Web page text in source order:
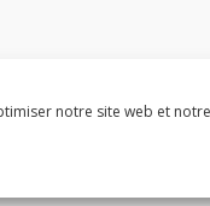
notre site web et